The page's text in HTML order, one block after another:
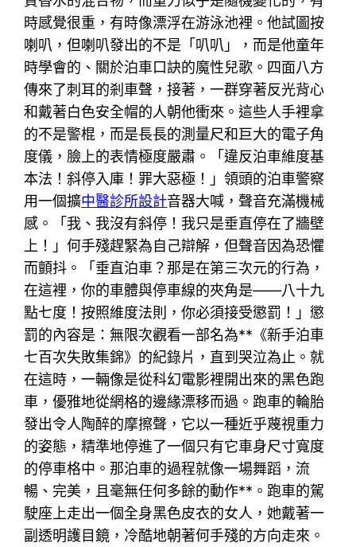
時感覺很重，有時像漂浮在游泳池裡。他試圖按
喇叭，但喇叭發出的不是「叭叭」，而是他童年
時學會的、關於泊車口訣的魔性兒歌。四面八方
傳來了刺耳的剎車聲，接著，一群穿著反光背心
和戴著白色安全帽的人朝他衝來。這些人手裡拿
的不是警棍，而是長長的測量尺和巨大的電子角
度儀，臉上的表情極度嚴肅。「違反泊車維度基
本法！斜停入庫！罪大惡極！」領頭的泊車警察
用一個擴中醫診所設計音器大喊，聲音充滿機械
感。「我、我沒有斜停！我只是垂直停在了牆壁
上！」何手殘趕緊為自己辯解，但聲音因為恐懼
而顫抖。「垂直泊車？那是在第三次元的行為，
在這裡，你的車體與停車線的夾角是——八十九
點七度！按照維度法則，你必須接受懲罰！」懲
罰的內容是：無限次觀看一部名為**《新手泊車
七百次失敗集錦》的紀錄片，直到哭泣為止。就
在這時，一輛像是從科幻電影裡開出來的黑色跑
車，優雅地從網格的邊緣漂移而過。跑車的輪胎
發出令人陶醉的摩擦聲，它以一種近乎蔑視重力
的姿態，精準地停進了一個只有它車身尺寸寬度
的停車格中。那泊車的過程就像一場舞蹈，流
暢、完美，且毫無任何多餘的動作**。跑車的駕
駛座上走出一個全身黑色皮衣的女人，她戴著一
副透明護目鏡，冷酷地朝著何手殘的方向走來。